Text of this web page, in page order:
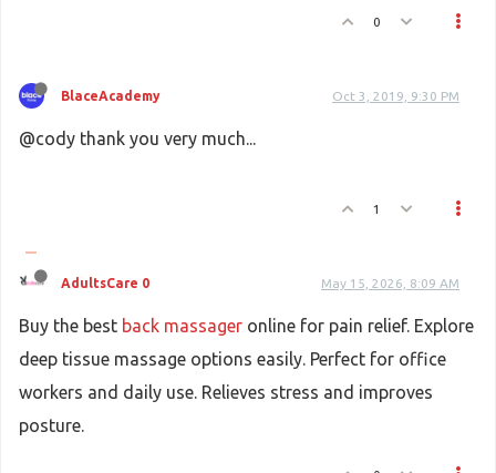
0
BlaceAcademy Oct 3, 2019, 9:30 PM
@cody thank you very much...
1
AdultsCare 0 May 15, 2026, 8:09 AM
Buy the best back massager online for pain relief. Explore
deep tissue massage options easily. Perfect for office
workers and daily use. Relieves stress and improves
posture.